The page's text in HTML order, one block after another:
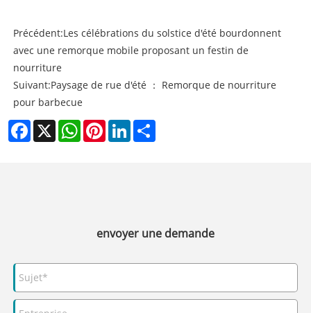
Précédent:Les célébrations du solstice d'été bourdonnent
avec une remorque mobile proposant un festin de
nourriture
Suivant:Paysage de rue d'été ： Remorque de nourriture
pour barbecue
Facebook
X WhatsAppPinterestLinkedIn
envoyer une demande